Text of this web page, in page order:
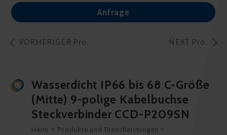
Anfrage
VORHERIGER Pro. NEXT Pro.
Wasserdicht IP66 bis 68 C-Größe
(Mitte) 9-polige Kabelbuchse
Steckverbinder CCD-P209SN
Heim
Produkte und Dienstleistungen